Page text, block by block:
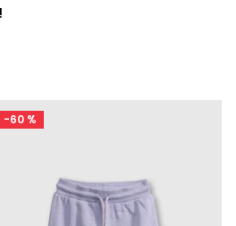
-60 %